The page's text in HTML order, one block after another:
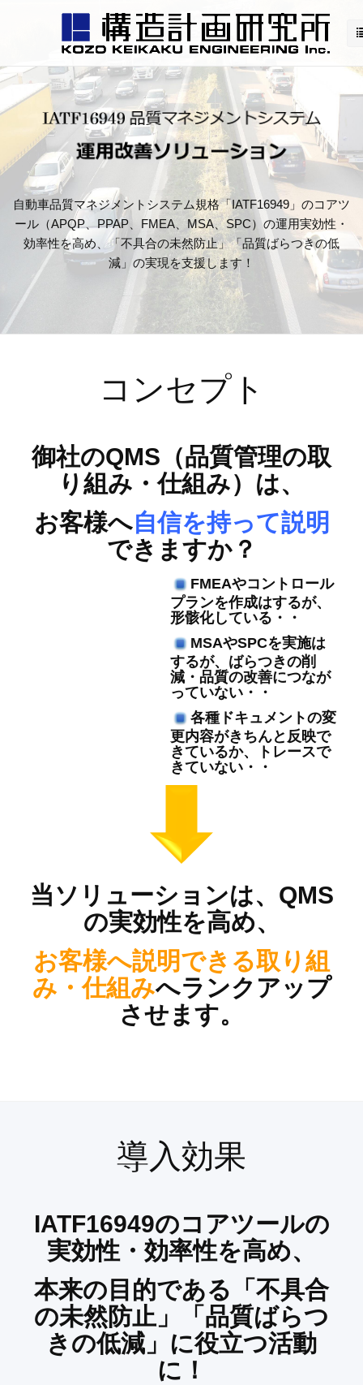
自動車品質マネジメントシステム規格「IATF16949」のコアツ
ール（APQP、PPAP、FMEA、MSA、SPC）の運用実効性・
効率性を高め、「不具合の未然防止」「品質ばらつきの低
減」の実現を支援します！
コンセプト
御社のQMS（品質管理の取
り組み・仕組み）は、
お客様へ自信を持って説明
できますか？
FMEAやコントロール
プランを作成はするが、
形骸化している・・
MSAやSPCを実施は
するが、ばらつきの削
減・品質の改善につなが
っていない・・
各種ドキュメントの変
更内容がきちんと反映で
きているか、トレースで
きていない・・
当ソリューションは、QMS
の実効性を高め、
お客様へ説明できる取り組
み・仕組みへランクアップ
させます。
導入効果
IATF16949のコアツールの
実効性・効率性を高め、
本来の目的である「不具合
の未然防止」「品質ばらつ
きの低減」に役立つ活動
に！